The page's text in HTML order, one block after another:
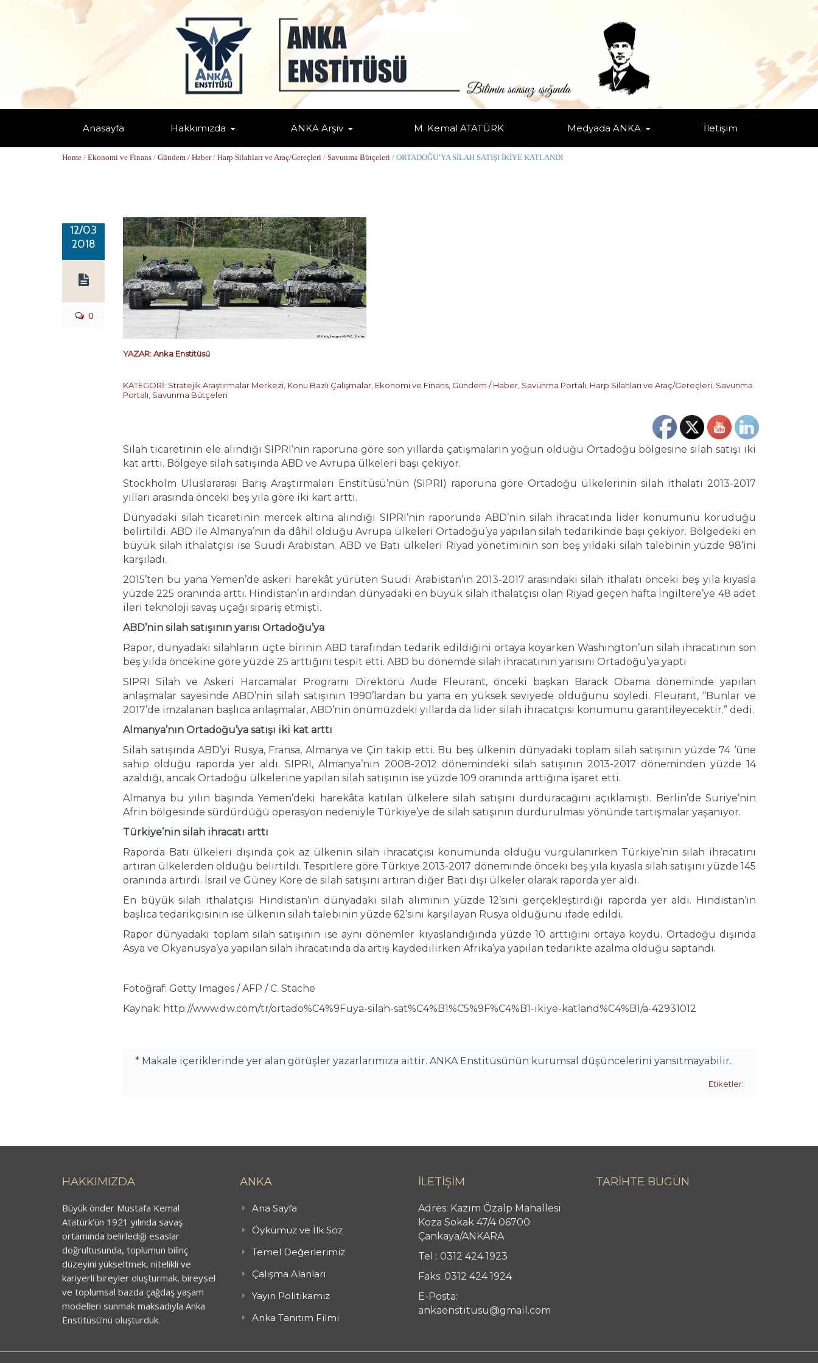
Anasayfa Hakkımızda ANKA Arşiv M. Kemal ATATÜRK Medyada ANKA İletişim
ORTADOĞU’YA SİLAH SATIŞI İKİYE KATLANDI
Home / Ekonomi ve Finans / Gündem / Haber/ Harp Silahları ve Araç/Gereçleri / Savunma Bütçeleri / ORTADOĞU’YA SİLAH SATIŞI İKİYE KATLANDI
12/03
2018
0
YAZAR:Anka Enstitüsü
KATEGORİ: Stratejik Araştırmalar Merkezi Konu Bazlı Çalışmalar Ekonomi ve Finans Gündem / Haber Savunma Portalı Harp Silahları ve Araç/Gereçleri Savunma
Portalı Savunma Bütçeleri
Silah ticaretinin ele alındığı SIPRI’nin raporuna göre son yıllarda çatışmaların yoğun olduğu Ortadoğu bölgesine silah satışı iki
kat arttı. Bölgeye silah satışında ABD ve Avrupa ülkeleri başı çekiyor.
Stockholm Uluslararası Barış Araştırmaları Enstitüsü’nün (SIPRI) raporuna göre Ortadoğu ülkelerinin silah ithalatı 2013-2017
yılları arasında önceki beş yıla göre iki kart arttı.
Dünyadaki silah ticaretinin mercek altına alındığı SIPRI’nin raporunda ABD’nin silah ihracatında lider konumunu koruduğu
belirtildi. ABD ile Almanya’nın da dâhil olduğu Avrupa ülkeleri Ortadoğu’ya yapılan silah tedarikinde başı çekiyor. Bölgedeki en
büyük silah ithalatçısı ise Suudi Arabistan. ABD ve Batı ülkeleri Riyad yönetiminin son beş yıldaki silah talebinin yüzde 98’ini
karşıladı.
2015’ten bu yana Yemen’de askeri harekât yürüten Suudi Arabistan’ın 2013-2017 arasındaki silah ithalatı önceki beş yıla kıyasla
yüzde 225 oranında arttı. Hindistan’ın ardından dünyadaki en büyük silah ithalatçısı olan Riyad geçen hafta İngiltere’ye 48 adet
ileri teknoloji savaş uçağı sipariş etmişti.
ABD’nin silah satışının yarısı Ortadoğu’ya
Rapor, dünyadaki silahların üçte birinin ABD tarafından tedarik edildiğini ortaya koyarken Washington’un silah ihracatının son
beş yılda öncekine göre yüzde 25 arttığını tespit etti. ABD bu dönemde silah ihracatının yarısını Ortadoğu’ya yaptı
SIPRI Silah ve Askeri Harcamalar Programı Direktörü Aude Fleurant, önceki başkan Barack Obama döneminde yapılan
anlaşmalar sayesinde ABD’nin silah satışının 1990’lardan bu yana en yüksek seviyede olduğunu söyledi. Fleurant, “Bunlar ve
2017’de imzalanan başlıca anlaşmalar, ABD’nin önümüzdeki yıllarda da lider silah ihracatçısı konumunu garantileyecektir.” dedi.
Almanya’nın Ortadoğu’ya satışı iki kat arttı
Silah satışında ABD’yi Rusya, Fransa, Almanya ve Çin takip etti. Bu beş ülkenin dünyadaki toplam silah satışının yüzde 74 ‘üne
sahip olduğu raporda yer aldı. SIPRI, Almanya’nın 2008-2012 dönemindeki silah satışının 2013-2017 döneminden yüzde 14
azaldığı, ancak Ortadoğu ülkelerine yapılan silah satışının ise yüzde 109 oranında arttığına işaret etti.
Almanya bu yılın başında Yemen’deki harekâta katılan ülkelere silah satışını durduracağını açıklamıştı. Berlin’de Suriye’nin
Afrin bölgesinde sürdürdüğü operasyon nedeniyle Türkiye’ye de silah satışının durdurulması yönünde tartışmalar yaşanıyor.
Türkiye’nin silah ihracatı arttı
Raporda Batı ülkeleri dışında çok az ülkenin silah ihracatçısı konumunda olduğu vurgulanırken Türkiye’nin silah ihracatını
artıran ülkelerden olduğu belirtildi. Tespitlere göre Türkiye 2013-2017 döneminde önceki beş yıla kıyasla silah satışını yüzde 145
oranında artırdı. İsrail ve Güney Kore de silah satışını artıran diğer Batı dışı ülkeler olarak raporda yer aldı.
En büyük silah ithalatçısı Hindistan’ın dünyadaki silah alımının yüzde 12’sini gerçekleştirdiği raporda yer aldı. Hindistan’ın
başlıca tedarikçisinin ise ülkenin silah talebinin yüzde 62’sini karşılayan Rusya olduğunu ifade edildi.
Rapor dünyadaki toplam silah satışının ise aynı dönemler kıyaslandığında yüzde 10 arttığını ortaya koydu. Ortadoğu dışında
Asya ve Okyanusya’ya yapılan silah ihracatında da artış kaydedilirken Afrika’ya yapılan tedarikte azalma olduğu saptandı.
Fotoğraf: Getty Images / AFP / C. Stache
Kaynak: http://www.dw.com/tr/ortado%C4%9Fuya-silah-sat%C4%B1%C5%9F%C4%B1-ikiye-katland%C4%B1/a-42931012
* Makale içeriklerinde yer alan görüşler yazarlarımıza aittir. ANKA Enstitüsünün kurumsal düşüncelerini yansıtmayabilir.
Etiketler:
HAKKIMIZDA
Büyük önder Mustafa Kemal
Atatürk’ün 1921 yılında savaş
ortamında belirlediği esaslar
doğrultusunda, toplumun bilinç
düzeyini yükseltmek, nitelikli ve
kariyerli bireyler oluşturmak, bireysel
ve toplumsal bazda çağdaş yaşam
modelleri sunmak maksadıyla Anka
Enstitüsü’nü oluşturduk.
ANKA
Ana Sayfa
Öykümüz ve İlk Söz
Temel Değerlerimiz
Çalışma Alanları
Yayın Politikamız
Anka Tanıtım Filmi
İLETİŞİM
Adres: Kazım Özalp Mahallesi
Koza Sokak 47/4 06700
Çankaya/ANKARA
Tel : 0312 424 1923
Faks: 0312 424 1924
E-Posta:
ankaenstitusu@gmail.com
TARİHTE BUGÜN